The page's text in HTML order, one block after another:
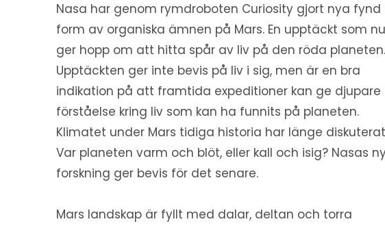
Nasa har genom rymdroboten Curiosity gjort nya fynd
form av organiska ämnen på Mars. En upptäckt som
ger hopp om att hitta spår av liv på den röda
Upptäckten ger inte bevis på liv i sig, men är en bra
indikation på att framtida expeditioner kan ge djupare
förståelse kring liv som kan ha funnits på planeten.
Klimatet under Mars tidiga historia har länge
Var planeten varm och blöt, eller kall och isig? Nasas
forskning ger bevis för det senare.
Mars landskap är fyllt med dalar, deltan och torra